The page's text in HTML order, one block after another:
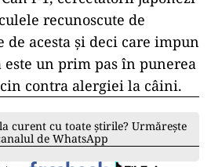
recunoscute de
de acesta și deci care impun
este un prim pas în punerea
contra alergiei la câini.
curent cu toate știrile? Urmărește
de WhatsApp